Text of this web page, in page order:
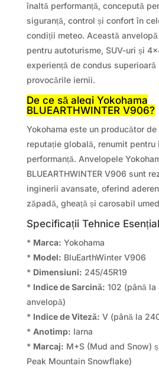
înaltă performanță, concepută
siguranță, control și confort în
condiții meteo. Această
pentru autoturisme, SUV-uri și
experiență de condus
provocările iernii.
De ce să alegi Yokohama
BLUEARTHWINTER V906?
Yokohama este un producător
reputație globală, renumit
performanță. Anvelopele
BLUEARTHWINTER V906 sunt
inginerii avansate, oferind
zăpadă, gheață și carosabil
Specificații Tehnice
* Marca: Yokohama
* Model: BluEarthWinter V906
* Dimensiuni: 245/45R19
* Indice de Sarcină: 102 (până
anvelopă)
* Indice de Viteză: V (până la
* Anotimp: Iarna
* Marcaj: M+S (Mud and Snow)
Peak Mountain Snowflake)